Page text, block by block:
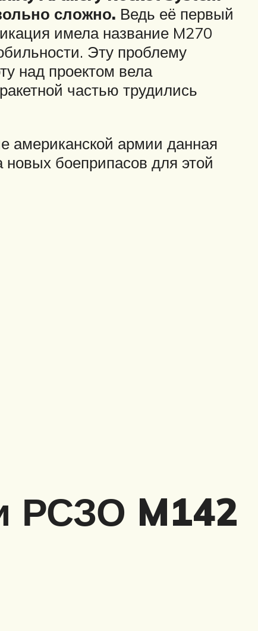
сложно. Ведь её первый
имела название M270
Эту проблему
над проектом вела
частью трудились
американской армии данная
боеприпасов для этой
РСЗО M142